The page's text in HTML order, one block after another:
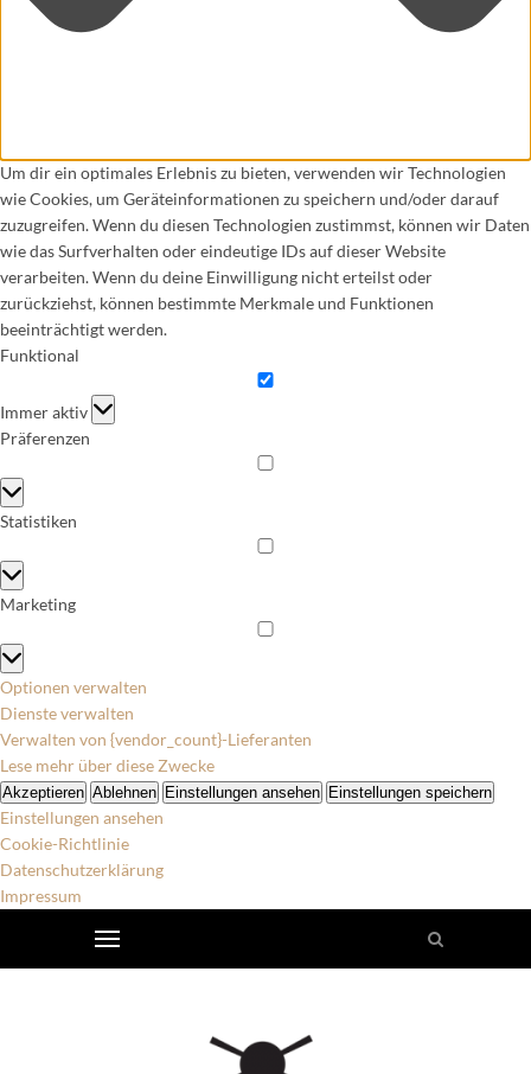
Um dir ein optimales Erlebnis zu bieten, verwenden wir Technologien
wie Cookies, um Geräteinformationen zu speichern und/oder darauf
zuzugreifen. Wenn du diesen Technologien zustimmst, können wir Daten
wie das Surfverhalten oder eindeutige IDs auf dieser Website
verarbeiten. Wenn du deine Einwilligung nicht erteilst oder
zurückziehst, können bestimmte Merkmale und Funktionen
beeinträchtigt werden.
Funktional
Funktional
Immer aktiv
Präferenzen
Präferenzen
Statistiken
Statistiken
Marketing
Marketing
Optionen verwalten
Dienste verwalten
Verwalten von {vendor_count}-Lieferanten
Lese mehr über diese Zwecke
Akzeptieren Ablehnen Einstellungen ansehen Einstellungen speichern
Einstellungen ansehen
Cookie-Richtlinie
Datenschutzerklärung
Impressum